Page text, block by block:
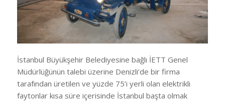
İstanbul Büyükşehir Belediyesine bağlı İETT Genel
Müdürlüğünün talebi üzerine Denizli’de bir firma
tarafından üretilen ve yüzde 75’i yerli olan elektrikli
faytonlar kısa süre içerisinde İstanbul başta olmak